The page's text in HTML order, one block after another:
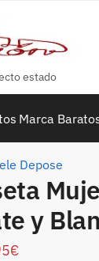
estado
Marca
Depose
y
€